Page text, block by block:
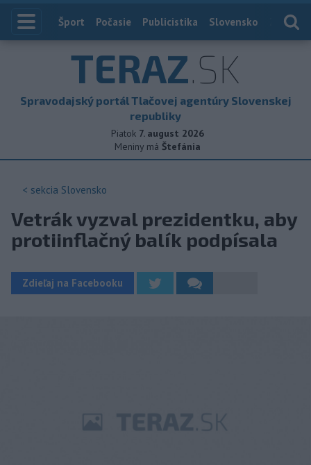
Index
Šport Počasie Publicistika Slovensko
TERAZ.SK
Spravodajský portál Tlačovej agentúry Slovenskej
republiky
Piatok 7. august 2026
Meniny má Štefánia
< sekcia Slovensko
Vetrák vyzval prezidentku, aby
protiinflačný balík podpísala
Zdieľaj na Facebooku